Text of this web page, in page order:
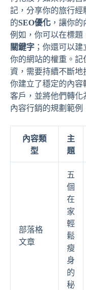
記，分享你的旅行經
的SEO優化 ，讓你
例如，你可以在標題
關鍵字 ；你還可以
你的網站的權重。記
資，需要持續不斷地
你建立了穩定的內容
客戶，並將他們轉化
內容行銷的規劃範例
內容類
型
主
題
部落格
文章
五
個
在
家
輕
鬆
瘦
身
的
秘